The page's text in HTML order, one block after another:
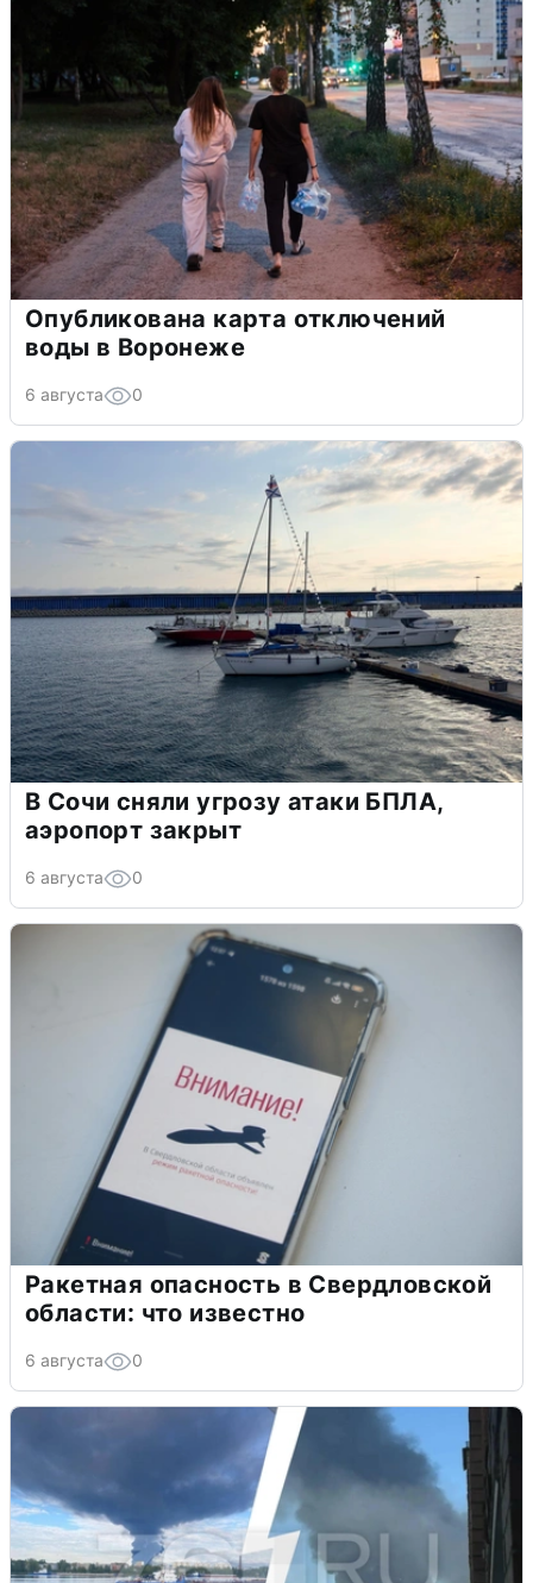
Опубликована карта отключений
воды в Воронеже
6 августа 0
В Сочи сняли угрозу атаки БПЛА,
аэропорт закрыт
6 августа 0
Ракетная опасность в Свердловской
области: что известно
6 августа 0